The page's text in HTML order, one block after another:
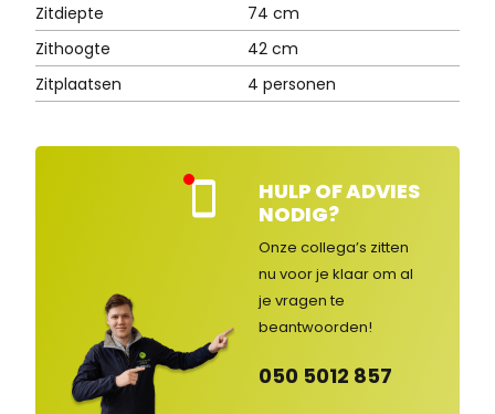
Zitdiepte
74 cm
Zithoogte
42 cm
Zitplaatsen
4 personen
nte
en
HULP OF ADVIES
NODIG?
Onze collega’s zitten
nu voor je klaar om al
je vragen te
beantwoorden!
050 5012 857